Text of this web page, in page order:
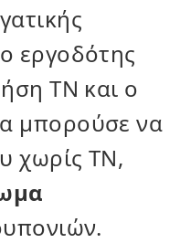
εργοδότης
ΤΝ και ο
μπορούσε να
χωρίς ΤΝ,